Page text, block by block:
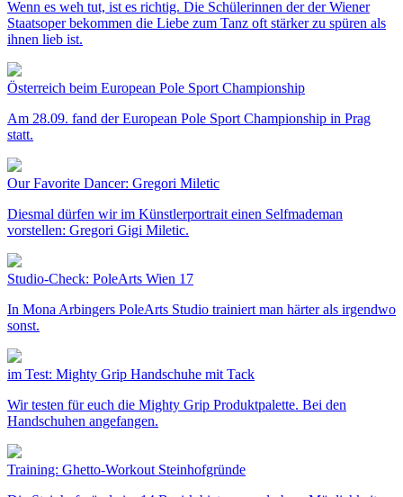
Wenn es weh tut, ist es richtig. Die Schülerinnen der der Wiener
Staatsoper bekommen die Liebe zum Tanz oft stärker zu spüren als
ihnen lieb ist.
Österreich beim European Pole Sport Championship
Am 28.09. fand der European Pole Sport Championship in Prag
statt.
Our Favorite Dancer: Gregori Miletic
Diesmal dürfen wir im Künstlerportrait einen Selfmademan
vorstellen: Gregori Gigi Miletic.
Studio-Check: PoleArts Wien 17
In Mona Arbingers PoleArts Studio trainiert man härter als irgendwo
sonst.
im Test: Mighty Grip Handschuhe mit Tack
Wir testen für euch die Mighty Grip Produktpalette. Bei den
Handschuhen angefangen.
Training: Ghetto-Workout Steinhofgründe